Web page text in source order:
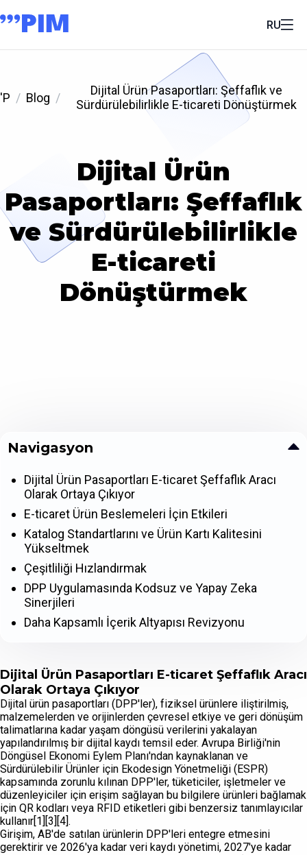
RU
'P Blog
Dijital Ürün Pasaportları: Şeffaflık ve
Sürdürülebilirlikle E-ticareti Dönüştürmek
Dijital Ürün
Pasaportları: Şeffaflık
ve Sürdürülebilirlikle
E-ticareti
Dönüştürmek
Dijital Ürün Pasaportları E-ticaret Şeffaflık Aracı
Olarak Ortaya Çıkıyor
Dijital ürün pasaportları (DPP'ler), fiziksel ürünlere iliştirilmiş,
malzemelerden ve orijinlerden çevresel etkiye ve geri dönüşüm
talimatlarına kadar yaşam döngüsü verilerini yakalayan
yapılandırılmış bir dijital kaydı temsil eder. Avrupa Birliği'nin
Döngüsel Ekonomi Eylem Planı'ndan kaynaklanan ve
Sürdürülebilir Ürünler için Ekodesign Yönetmeliği (ESPR)
kapsamında zorunlu kılınan DPP'ler, tüketiciler, işletmeler ve
düzenleyiciler için erişim sağlayan bu bilgilere ürünleri bağlamak
için QR kodları veya RFID etiketleri gibi benzersiz tanımlayıcılar
kullanır[1][3][4].
Girişim, AB'de satılan ürünlerin DPP'leri entegre etmesini
gerektirir ve 2026'ya kadar veri kaydı yönetimi, 2027'ye kadar
Navigasyon
Dijital Ürün Pasaportları E-ticaret Şeffaflık Aracı
Olarak Ortaya Çıkıyor
E-ticaret Ürün Beslemeleri İçin Etkileri
Katalog Standartlarını ve Ürün Kartı Kalitesini
Yükseltmek
Çeşitliliği Hızlandırmak
DPP Uygulamasında Kodsuz ve Yapay Zeka
Sinerjileri
Daha Kapsamlı İçerik Altyapısı Revizyonu